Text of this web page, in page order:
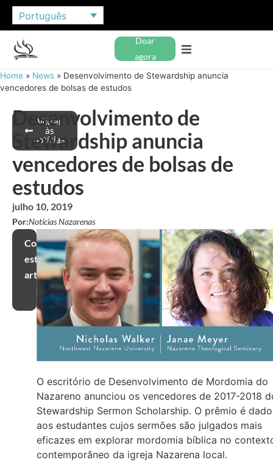
Português
Doar
agora
Home » News » Desenvolvimento de Stewardship anuncia
vencedores de bolsas de estudos
Voltar
às
notícias
Desenvolvimento de
Stewardship anuncia
vencedores de bolsas de
estudos
julho 10, 2019
Por:Notícias Nazarenas
Compartilhar
este
artigo
O escritório de Desenvolvimento de Mordomia do
Nazareno anunciou os vencedores de 2017-2018
Stewardship Sermon Scholarship. O prêmio é dado
aos estudantes cujos sermões são julgados mais
eficazes em explorar mordomia bíblica no
contemporâneo da igreja Nazarena local.